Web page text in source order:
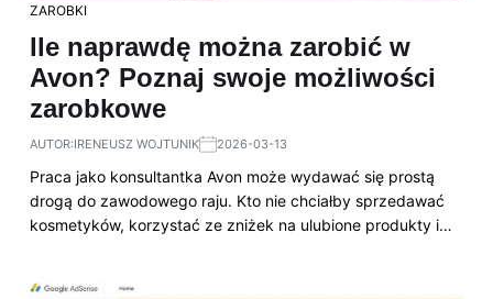
ZAROBKI
Ile naprawdę można zarobić w
Avon? Poznaj swoje możliwości
zarobkowe
AUTOR:IRENEUSZ WOJTUNIK 2026-03-13
Praca jako konsultantka Avon może wydawać się prostą
drogą do zawodowego raju. Kto nie chciałby sprzedawać
kosmetyków, korzystać ze zniżek na ulubione produkty i…